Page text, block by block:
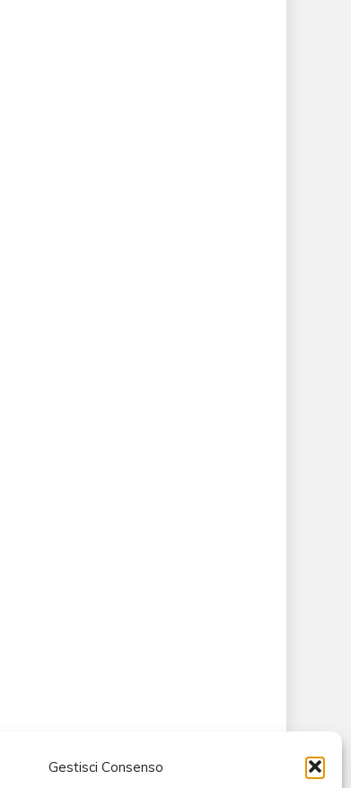
Gestisci Consenso